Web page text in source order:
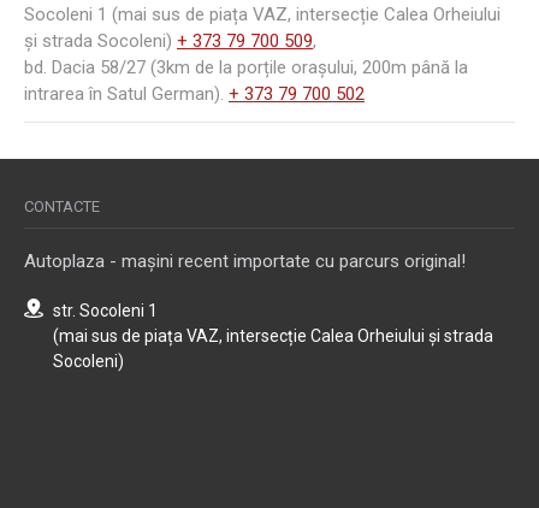
Socoleni 1 (mai sus de piața VAZ, intersecție Calea Orheiului
și strada Socoleni) + 373 79 700 509,
bd. Dacia 58/27 (3km de la porțile orașului, 200m până la
intrarea în Satul German). + 373 79 700 502
CONTACTE
Autoplaza - mașini recent importate cu parcurs original!
str. Socoleni 1
(mai sus de piața VAZ, intersecție Calea Orheiului și strada
Socoleni)